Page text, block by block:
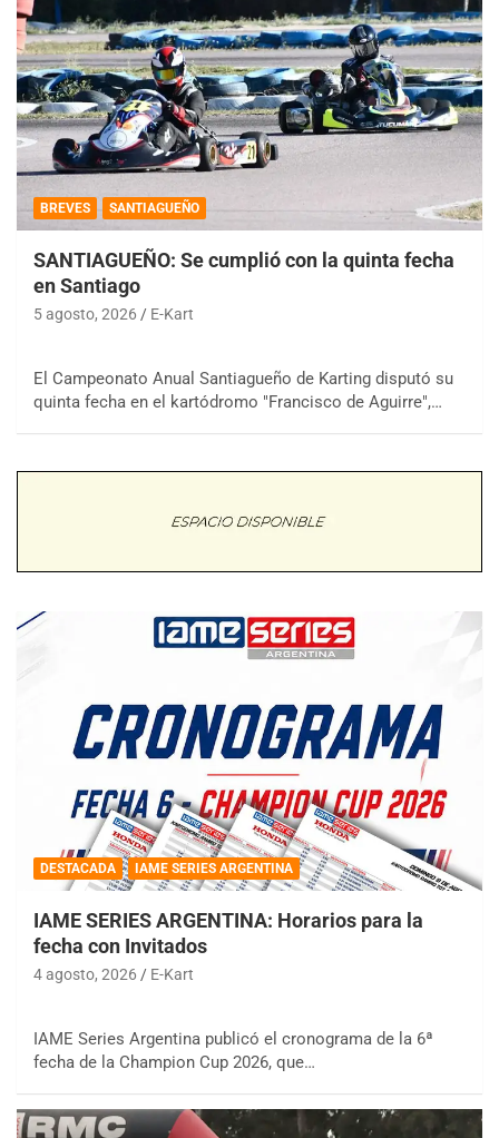
BREVES SANTIAGUEÑO
SANTIAGUEÑO: Se cumplió con la quinta fecha
en Santiago
5 agosto, 2026 E-Kart
El Campeonato Anual Santiagueño de Karting disputó su
quinta fecha en el kartódromo "Francisco de Aguirre",…
DESTACADA IAME SERIES ARGENTINA
IAME SERIES ARGENTINA: Horarios para la
fecha con Invitados
4 agosto, 2026 E-Kart
IAME Series Argentina publicó el cronograma de la 6ª
fecha de la Champion Cup 2026, que…